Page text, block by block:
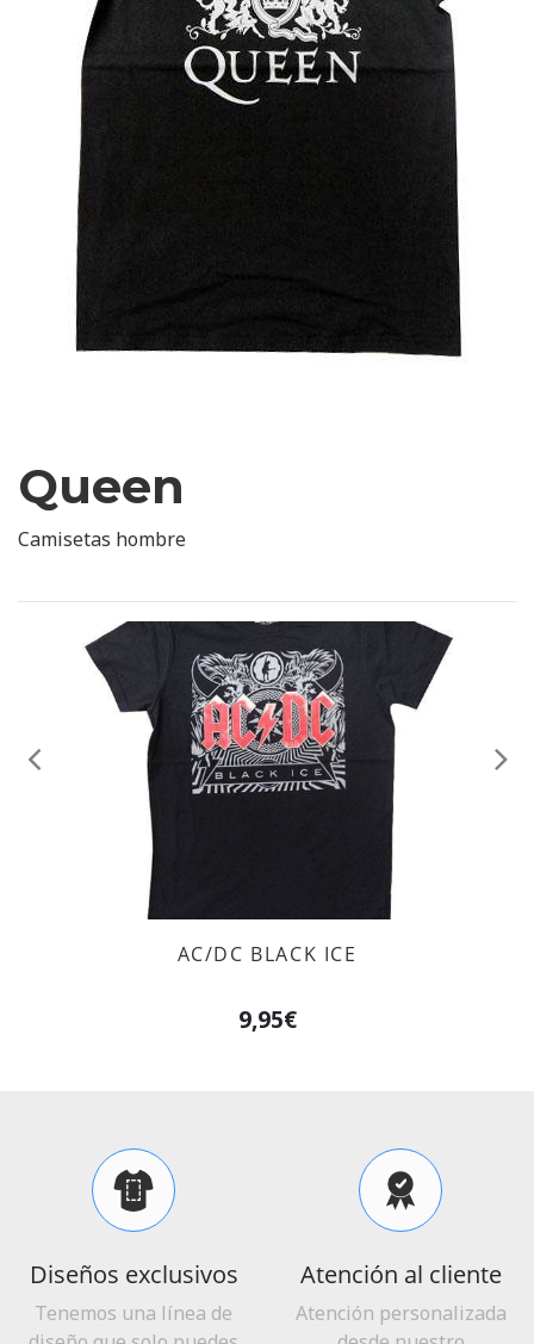
Queen
Camisetas hombre
AC/DC BLACK ICE
9,95€
Anterior
Diseños exclusivos
Tenemos una línea de
Atención al cliente
Atención personalizada